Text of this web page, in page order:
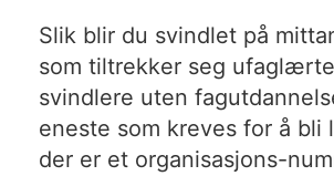
Slik blir du svindlet på
som tiltrekker seg
svindlere uten
eneste som kreves for å bli
der er et organisasjons-